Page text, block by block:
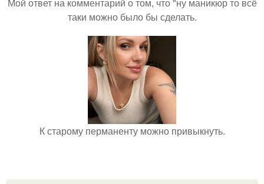
таки можно было бы сделать.
К старому перманенту можно привыкнуть.